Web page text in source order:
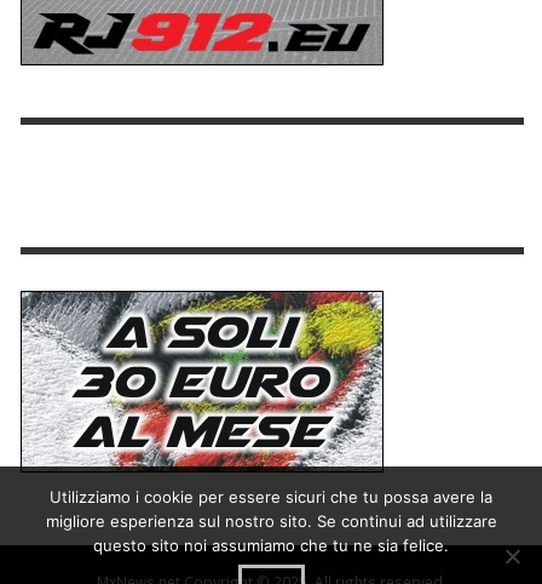
Utilizziamo i cookie per essere sicuri che tu possa avere la
migliore esperienza sul nostro sito. Se continui ad utilizzare
questo sito noi assumiamo che tu ne sia felice.